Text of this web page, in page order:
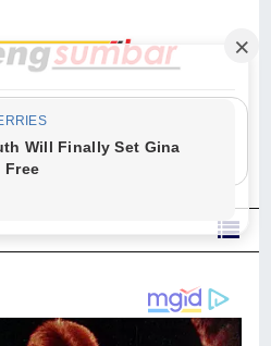
malaikat-Nya berselawat untuk Nabi.
berselawatlah kamu untuk Nabi dan
penghormatan kepadanya." (Qs. Al
Ayat 56)